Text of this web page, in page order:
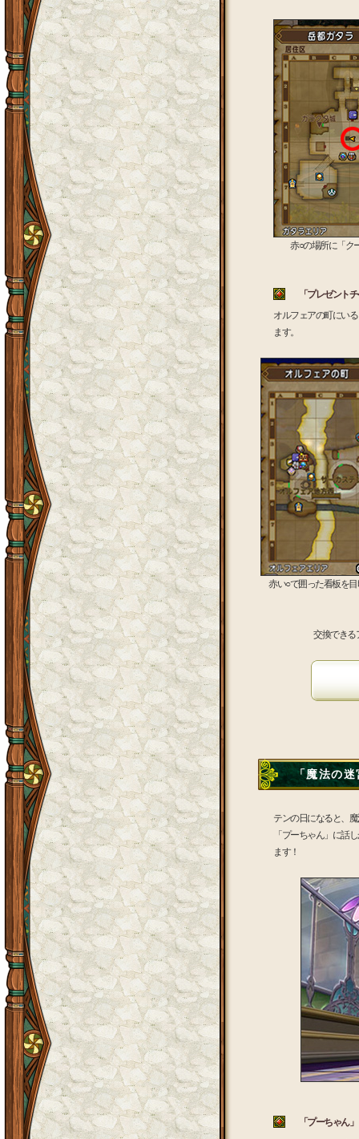
赤○の場所に「ク
「プレゼントチ
オルフェアの町にいる
ます。
赤い○で囲った看板を
交換できる
「魔法の迷
テンの日になると、
「プーちゃん」に話
ます！
「プーちゃん」